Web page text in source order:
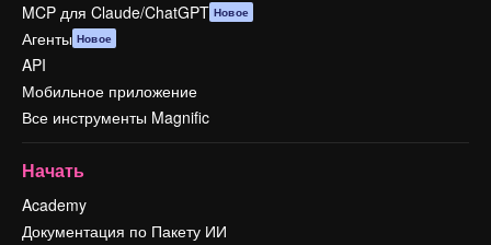
MCP для Claude/ChatGPT Новое
Агенты Новое
API
Мобильное приложение
Все инструменты Magnific
Начать
Academy
Документация по Пакету ИИ